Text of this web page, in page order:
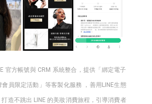
官方帳號與 CRM 系統整合，提供「綁定電子
員限定活動」等客製化服務 ，善用LINE生態
造不跳出 LINE 的美妝消費旅程，引導消費者